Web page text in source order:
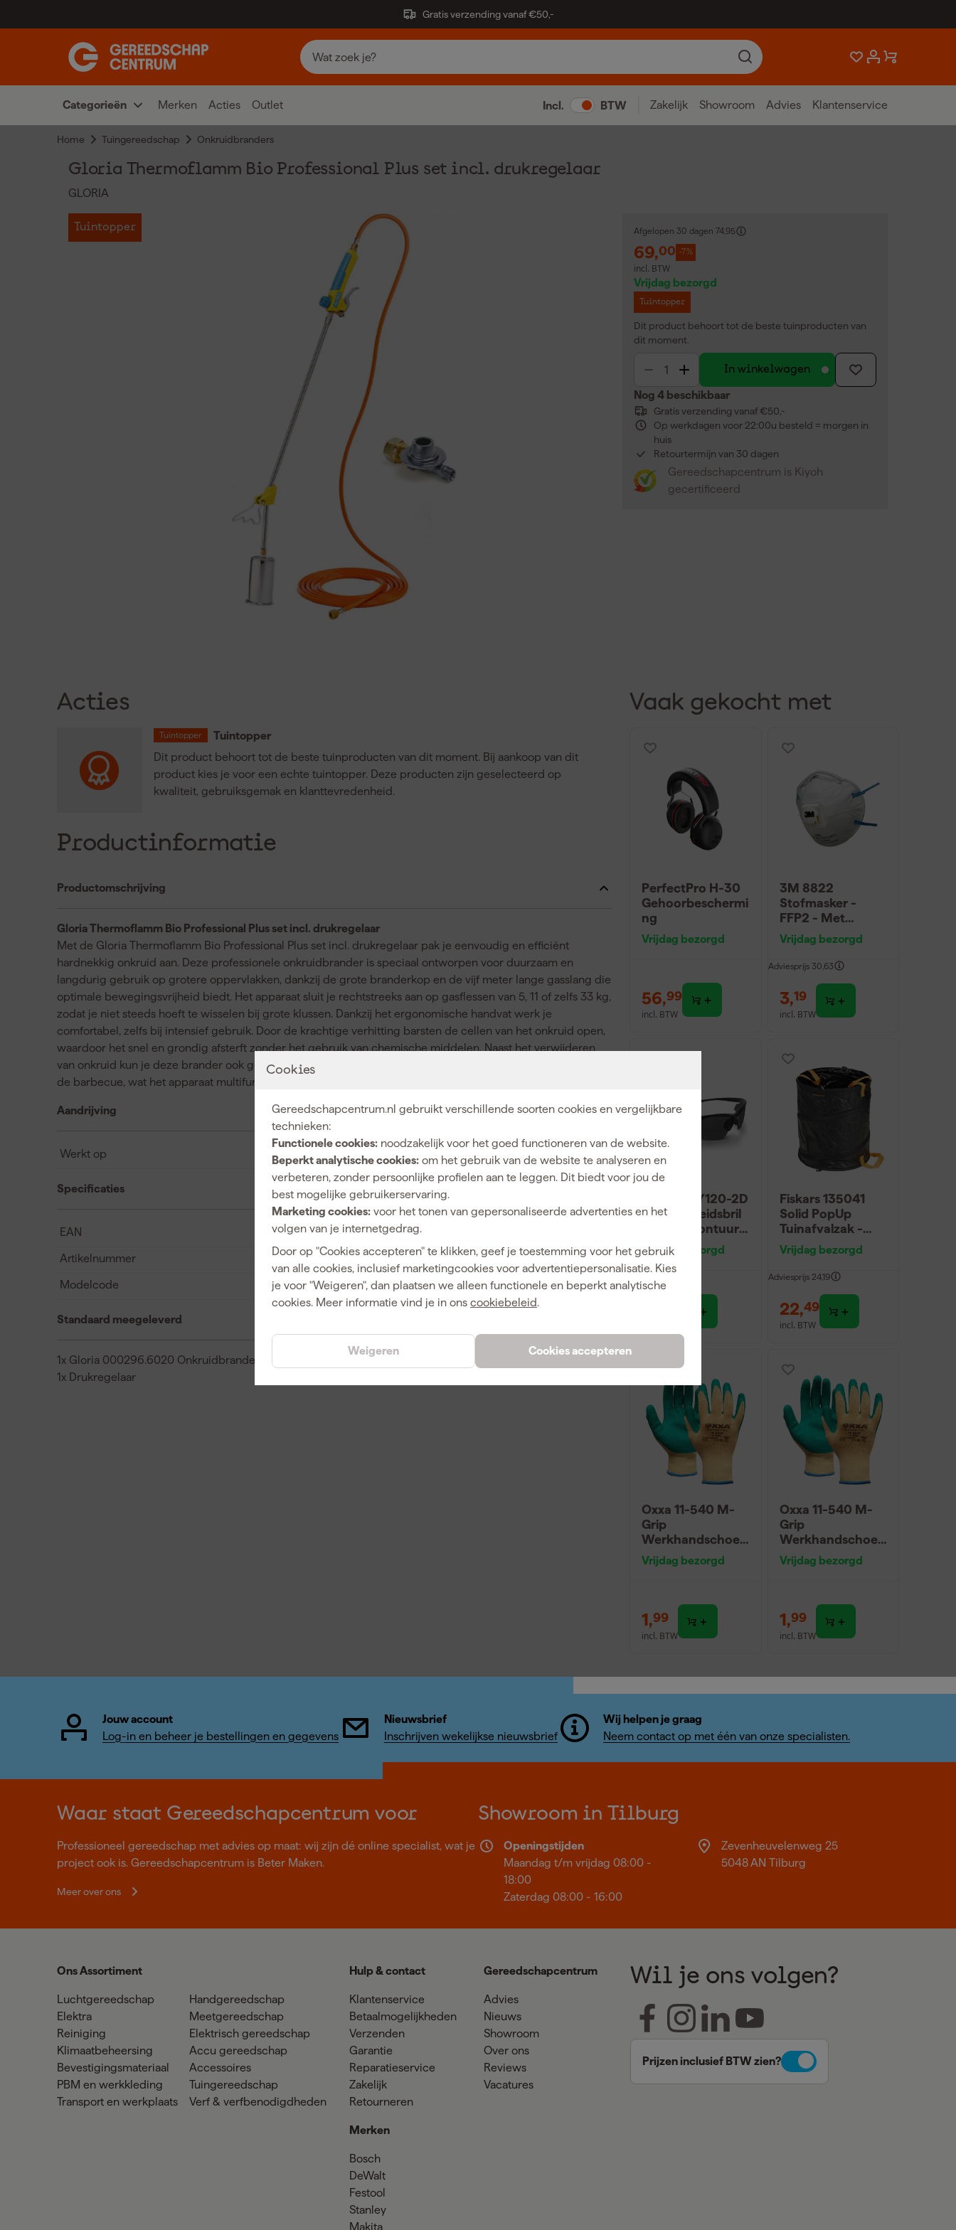
Gratis verzending vanaf €50,-
Categorieën Merken Acties Outlet Incl. BTW Zakelijk Showroom Advies Klantenservice
Home Tuingereedschap Onkruidbranders
Cookies
Gereedschapcentrum.nl gebruikt verschillende soorten cookies en vergelijkbare
technieken:
Functionele cookies: noodzakelijk voor het goed functioneren van de website.
Beperkt analytische cookies: om het gebruik van de website te analyseren en
verbeteren, zonder persoonlijke profielen aan te leggen. Dit biedt voor jou de
best mogelijke gebruikerservaring.
Marketing cookies: voor het tonen van gepersonaliseerde advertenties en het
volgen van je internetgedrag.
Door op "Cookies accepteren" te klikken, geef je toestemming voor het gebruik
van alle cookies, inclusief marketingcookies voor advertentiepersonalisatie. Kies
je voor "Weigeren", dan plaatsen we alleen functionele en beperkt analytische
cookies. Meer informatie vind je in ons cookiebeleid.
Cookies accepteren
Weigeren
Gloria Thermoflamm Bio Professional Plus set incl. drukregelaar
GLORIA
Tuintopper Afgelopen 30 dagen 74,95
69,00 -7%
incl. BTW
Vrijdag bezorgd
Tuintopper
Dit product behoort tot de beste tuinproducten van
dit moment.
In winkelwagen
Nog 4 beschikbaar
Gratis verzending vanaf €50,-
Op werkdagen voor 22:00u besteld = morgen in
huis
Retourtermijn van 30 dagen
Gereedschapcentrum is Kiyoh
gecertificeerd
Acties
Tuintopper
Tuintopper
Dit product behoort tot de beste tuinproducten van dit moment. Bij aankoop van dit
product kies je voor een echte tuintopper. Deze producten zijn geselecteerd op
kwaliteit, gebruiksgemak en klanttevredenheid.
Productinformatie
Productomschrijving
Gloria Thermoflamm Bio Professional Plus set incl. drukregelaar
Met de Gloria Thermoflamm Bio Professional Plus set incl. drukregelaar pak je eenvoudig en efficiënt
hardnekkig onkruid aan. Deze professionele onkruidbrander is speciaal ontworpen voor duurzaam en
langdurig gebruik op grotere oppervlakken, dankzij de grote branderkop en de vijf meter lange gasslang die
optimale bewegingsvrijheid biedt. Het apparaat sluit je rechtstreeks aan op gasflessen van 5, 11 of zelfs 33 kg,
zodat je niet steeds hoeft te wisselen bij grote klussen. Dankzij het ergonomische handvat werk je
comfortabel, zelfs bij intensief gebruik. Door de krachtige verhitting barsten de cellen van het onkruid open,
waardoor het snel en grondig afsterft zonder het gebruik van chemische middelen. Naast het verwijderen
van onkruid kun je deze brander ook gebruiken voor het aanbrengen van dakbedekking of het aansteken van
de barbecue, wat het apparaat multifunctioneel maakt voor uiteenlopende klussen rondom huis en tuin.
Aandrijving
Werkt op
Specificaties
EAN
Artikelnummer 400628
Modelcode 2966020
Standaard meegeleverd
1x Gloria 000296.6020 Onkruidbrander
1x Drukregelaar
Vaak gekocht met
PerfectPro H-30
Gehoorbeschermi
ng
Vrijdag bezorgd
56,99
incl. BTW
3M 8822
Stofmasker -
FFP2 - Met
ventiel
Vrijdag bezorgd
Adviesprijs 30,63
3,19
incl. BTW
Stanley SY120-2D
EU Veiligheidsbril
zonder montuur -
Getint Glas
Vrijdag bezorgd
Fiskars 135041
Solid PopUp
Tuinafvalzak -
56L
Vrijdag bezorgd
Adviesprijs 24,19
22,49
incl. BTW
Oxxa 11-540 M-
Grip
Werkhandschoen
en - Groen/Geel -
8/M
Vrijdag bezorgd
1,99
incl. BTW
Oxxa 11-540 M-
Grip
Werkhandschoen
en - Groen/Geel -
10/XL
Vrijdag bezorgd
1,99
incl. BTW
Jouw account
Log-in en beheer je bestellingen en gegevens
Nieuwsbrief
Inschrijven wekelijkse nieuwsbrief
Wij helpen je graag
Neem contact op met één van onze specialisten.
Waar staat Gereedschapcentrum voor
Professioneel gereedschap met advies op maat: wij zijn dé online specialist, wat je
project ook is. Gereedschapcentrum is Beter Maken.
Meer over ons
Showroom in Tilburg
Openingstijden
Maandag t/m vrijdag 08:00 -
18:00
Zaterdag 08:00 - 16:00
Zevenheuvelenweg 25
5048 AN Tilburg
Ons Assortiment
Luchtgereedschap
Elektra
Reiniging
Klimaatbeheersing
Bevestigingsmateriaal
PBM en werkkleding
Transport en werkplaats
Handgereedschap
Meetgereedschap
Elektrisch gereedschap
Accu gereedschap
Accessoires
Tuingereedschap
Verf & verfbenodigdheden
Hulp & contact
Klantenservice
Betaalmogelijkheden
Verzenden
Garantie
Reparatieservice
Zakelijk
Retourneren
Merken
Bosch
DeWalt
Festool
Stanley
Makita
Gereedschapcentrum
Advies
Nieuws
Showroom
Over ons
Reviews
Vacatures
Wil je ons volgen?
Prijzen inclusief BTW zien?